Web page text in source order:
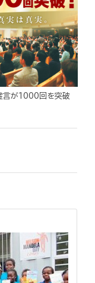
言が1000回を突破